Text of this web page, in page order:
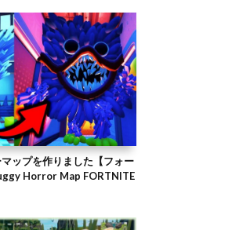
ップを作りました【フォー
Horror Map FORTNITE